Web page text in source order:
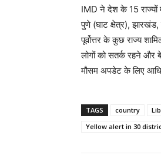
IMD ने देश के 15 राज्यों
पुणे (घाट क्षेत्र), झारखंड,
पूर्वोत्तर के कुछ राज्य
लोगों को सतर्क रहने और
मौसम अपडेट के लिए
TAGS country
Yellow alert in 30